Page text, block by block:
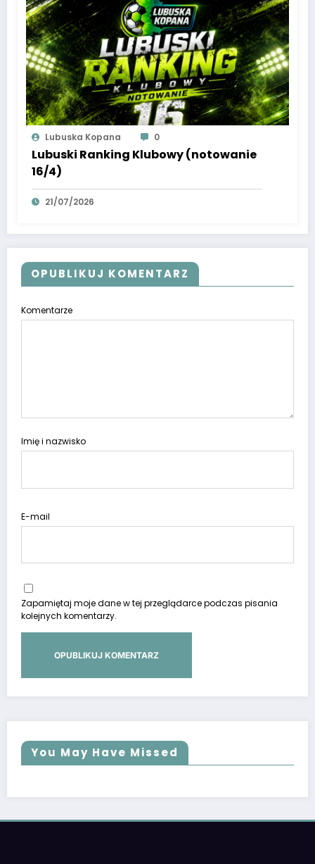
Lubuska Kopana 0
Lubuski Ranking Klubowy (notowanie
16/4)
21/07/2026
OPUBLIKUJ KOMENTARZ
Komentarze
Imię i nazwisko
E-mail
Zapamiętaj moje dane w tej przeglądarce podczas pisania
kolejnych komentarzy.
You May Have Missed